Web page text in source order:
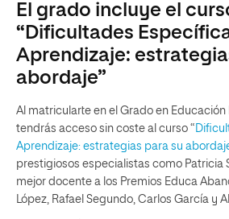
El grado incluye el
“Dificultades
Aprendizaje:
abordaje”
Al matricularte en el Grado en Educación
tendrás acceso sin coste al curso “
Aprendizaje: estrategias para su
prestigiosos especialistas como Patricia
mejor docente a los Premios Educa
López, Rafael Segundo, Carlos García y